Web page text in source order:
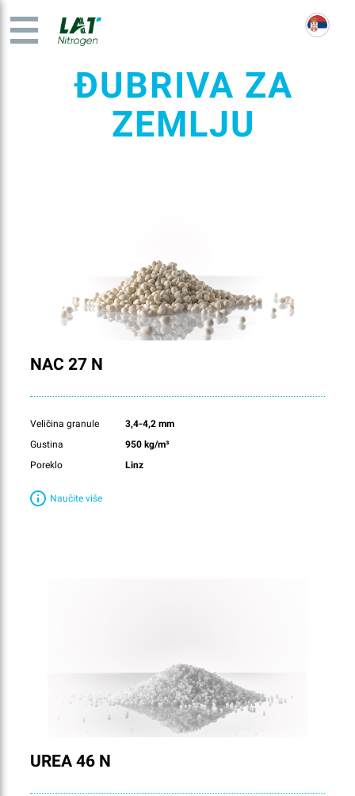
ĐUBRIVA ZA
ZEMLJU
NAC 27 N
Veličina granule
3,4-4,2 mm
Gustina
950 kg/m³
Poreklo
Linz
Naučite više
UREA 46 N